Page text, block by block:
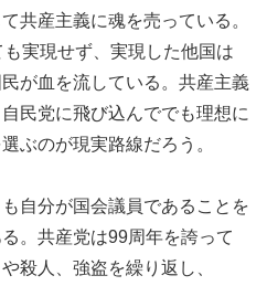
共産主義に魂を売っている。
実現せず、実現した他国は
が血を流している。共産主義
民党に飛び込んででも理想に
ぶのが現実路線だろう。
自分が国会議員であることを
。共産党は99周年を誇って
殺人、強盗を繰り返し、